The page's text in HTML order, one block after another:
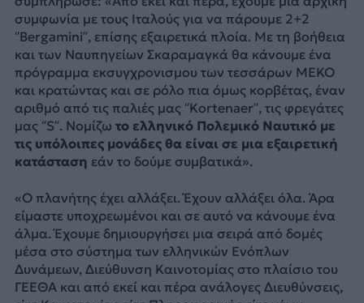
συμφωνία με τους Ιταλούς για να πάρουμε 2+2
“Bergamini”, επίσης εξαιρετικά πλοία. Με τη βοήθεια
και των Ναυπηγείων Σκαραμαγκά θα κάνουμε ένα
πρόγραμμα εκσυγχρονισμου των τεσσάρων ΜΕΚΟ
και κρατώντας και σε ρόλο πια όμως κορβέτας, έναν
αριθμό από τις παλιές μας “Kortenaer”, τις φρεγάτες
μας “S”. Νομίζω το ελληνικό Πολεμικό Ναυτικό με
τις υπόλοιπες μονάδες θα είναι σε μια εξαιρετική
κατάσταση εάν το δούμε συμβατικά».
«Ο πλανήτης έχει αλλάξει. Έχουν αλλάξει όλα. Άρα
είμαστε υποχρεωμένοι και σε αυτό να κάνουμε ένα
άλμα. Έχουμε δημιουργήσει μια σειρά από δομές
μέσα στο σύστημα των ελληνικών Ενόπλων
Δυνάμεων, Διεύθυνση Καινοτομίας στο πλαίσιο του
ΓΕΕΘΑ και από εκεί και πέρα ανάλογες Διευθύνσεις,